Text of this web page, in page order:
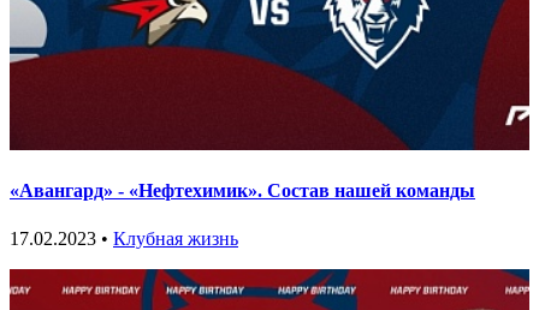
«Авангард» - «Нефтехимик». Состав нашей команды
17.02.2023 • Клубная жизнь